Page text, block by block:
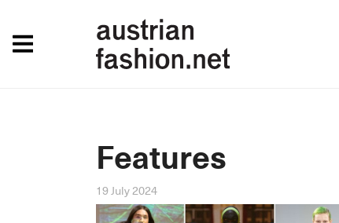
Features
19 July 2024